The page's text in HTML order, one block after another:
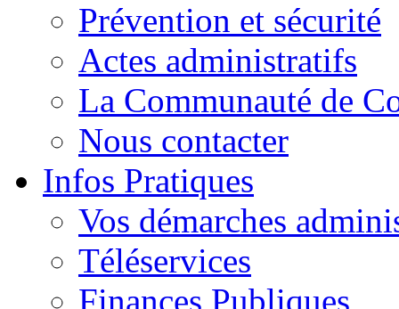
Prévention et sécurité
Actes administratifs
La Communauté de
Nous contacter
Infos Pratiques
Vos démarches
Téléservices
Finances Publiques